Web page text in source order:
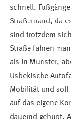
schnell.
Straßenrand, da
sind trotzdem
Straße fahren
als in Münster,
Usbekische
Mobilität und soll
auf das eigene
dauernd gehupt.